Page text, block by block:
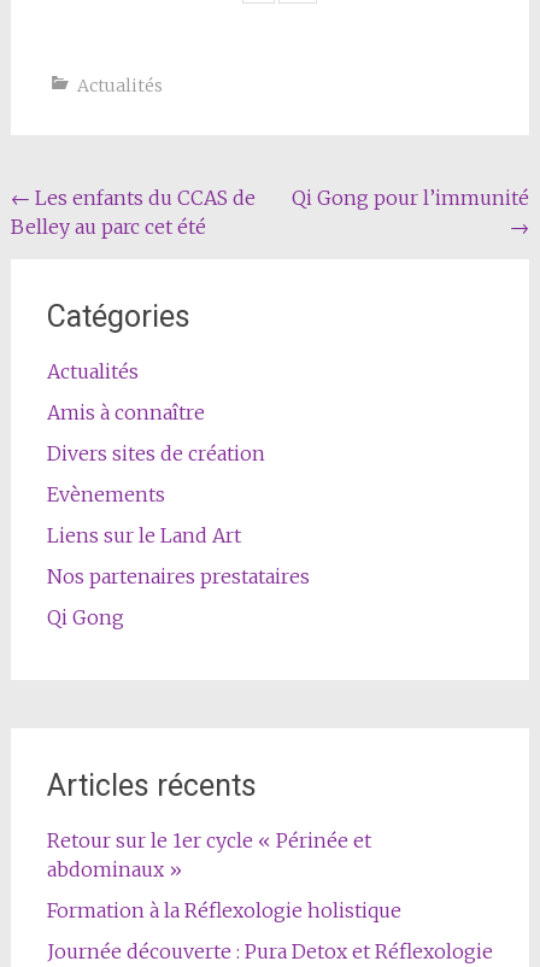
Actualités
Navigation
Article
← Les enfants du CCAS de
Belley au parc cet été
Qi Gong pour l’immunité
→
Catégories
Actualités
Amis à connaître
Divers sites de création
Evènements
Liens sur le Land Art
Nos partenaires prestataires
Qi Gong
Articles récents
Retour sur le 1er cycle « Périnée et
abdominaux »
Formation à la Réflexologie holistique
Journée découverte : Pura Detox et Réflexologie